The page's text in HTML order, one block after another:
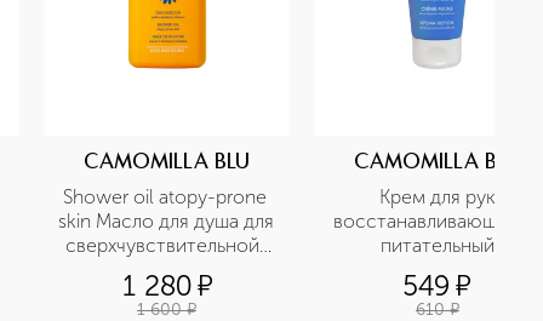
CAMOMILLA BLU
Shower oil atopy-prone
skin Масло для душа для
сверхчувствительной,
1 280¤
1 600 ¤
CAMOMILLA BLU
Крем для рук
восстанавливающий и
питательный
549 ¤
610 ¤